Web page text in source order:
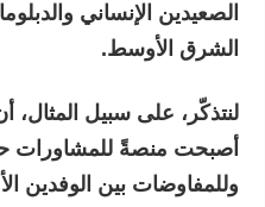
الصعيدين الإنساني
الشرق الأوسط.
لنتذكّر، على سبيل المثال،
أصبحت منصةً للمشاورات
وللمفاوضات بين الوفدين